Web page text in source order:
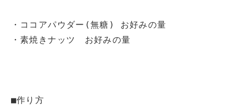
・ココアパウダー(無糖) お好みの量
・素焼きナッツ　お好みの量
■作り方